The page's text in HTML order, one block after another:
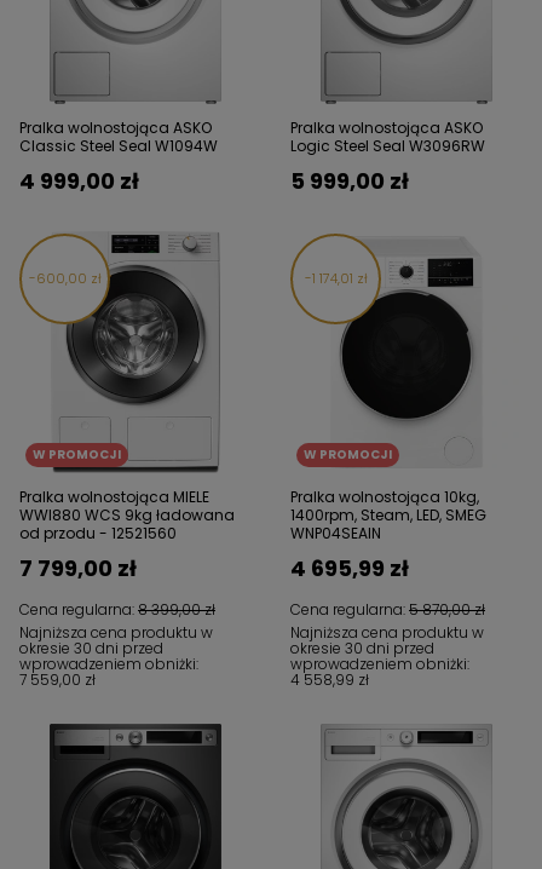
Pralka wolnostojąca ASKO
Classic Steel Seal W1094W
4 999,00 zł
Pralka wolnostojąca ASKO
Logic Steel Seal W3096RW
5 999,00 zł
600,00 zł
W PROMOCJI
Pralka wolnostojąca MIELE
WWI880 WCS 9kg ładowana
od przodu - 12521560
Cena regularna:8 399,00 zł
7 799,00 zł
Najniższa cena produktu w
okresie 30 dni przed
wprowadzeniem obniżki:
7 559,00 zł
1 174,01 zł
W PROMOCJI
Pralka wolnostojąca 10kg,
1400rpm, Steam, LED, SMEG
WNP04SEAIN
Cena regularna:5 870,00 zł
4 695,99 zł
Najniższa cena produktu w
okresie 30 dni przed
wprowadzeniem obniżki:
4 558,99 zł